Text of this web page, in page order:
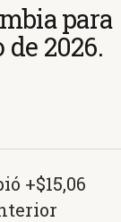
para
2026.
+$15,06